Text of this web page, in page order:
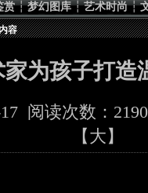
赏 ┆ 梦幻图库 ┆ 艺术时尚 ┆
容
为孩子打造
阅读次数：
【大】